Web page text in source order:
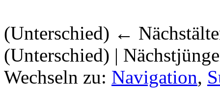
(Unterschied) ←
(Unterschied) |
Wechseln zu: Navigation,